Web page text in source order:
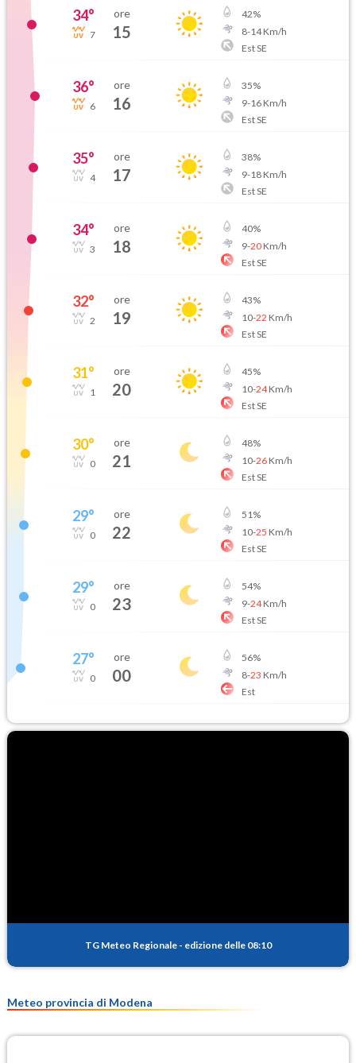
34°
7
ore
15
42%
8-14Km/h
Est SE
36°
6
ore
16
35%
9-16Km/h
Est SE
35°
4
ore
17
38%
9-18Km/h
Est SE
34°
3
ore
18
40%
9-20Km/h
Est SE
32°
2
ore
19
43%
10-22 Km/h
Est SE
31°
1
ore
20
45%
10-24Km/h
Est SE
30°
0
ore
21
48%
10-26Km/h
Est SE
29°
0
ore
22
51%
10-25 Km/h
Est SE
29°
0
ore
23
54%
9-24Km/h
Est SE
27°
0
ore
00
56%
8-23 Km/h
Est
TG Meteo Regionale - edizione delle 08:10
Meteo provincia di Modena